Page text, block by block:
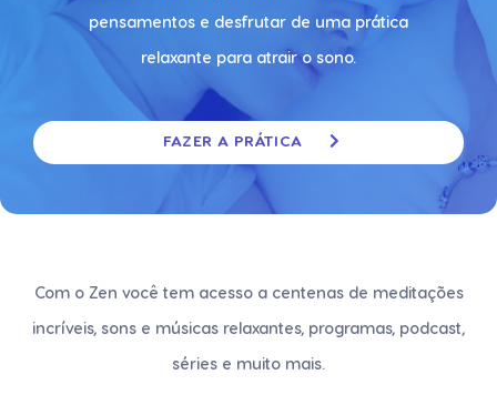
pensamentos e desfrutar de uma prática
relaxante para atrair o sono.
FAZER A PRÁTICA
Com o Zen você tem acesso a centenas de meditações
incríveis, sons e músicas relaxantes, programas, podcast,
séries e muito mais.